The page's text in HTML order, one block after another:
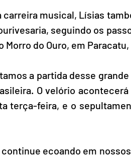
carreira musical, Lísias
seguindo os
Morro do Ouro, em
a partida desse
O velório
terça-feira, e o
continue ecoando em